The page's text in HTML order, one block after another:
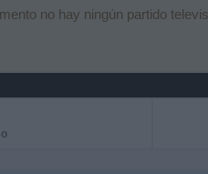
no hay ningún partido